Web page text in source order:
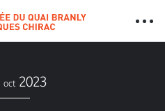
oct 2023